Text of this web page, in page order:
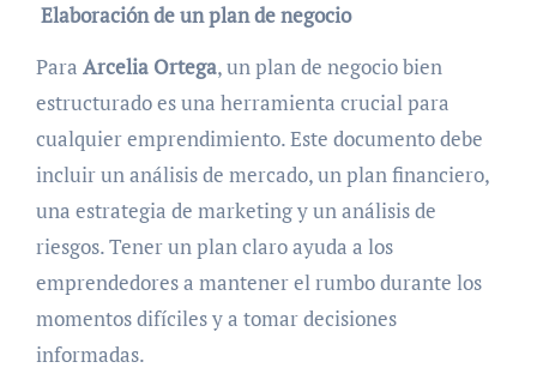
Elaboración de un plan de negocio
Para Arcelia Ortega, un plan de negocio bien
estructurado es una herramienta crucial para
cualquier emprendimiento. Este documento debe
incluir un análisis de mercado, un plan financiero,
una estrategia de marketing y un análisis de
riesgos. Tener un plan claro ayuda a los
emprendedores a mantener el rumbo durante los
momentos difíciles y a tomar decisiones
informadas.